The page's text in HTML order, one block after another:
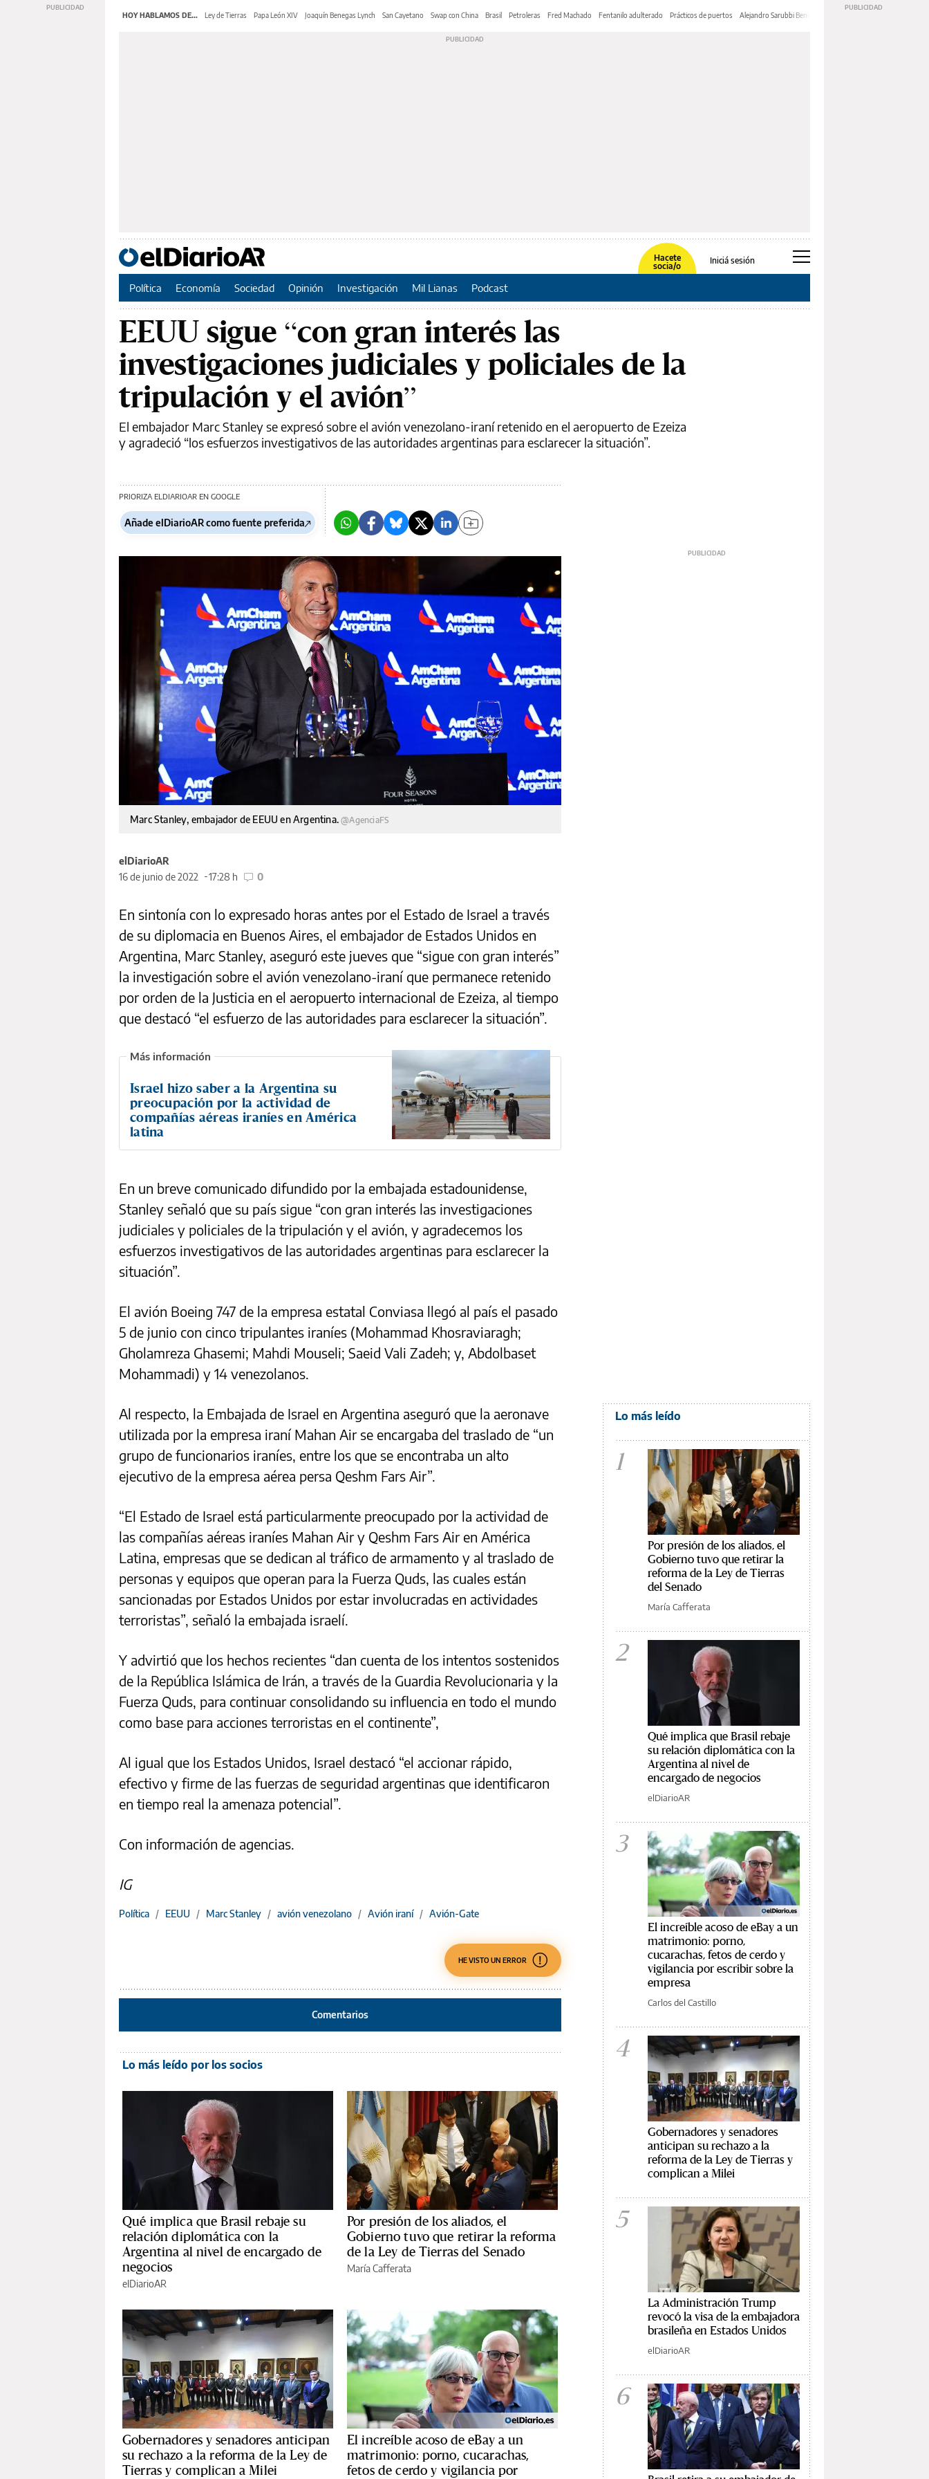
HOY HABLAMOS DE... Ley de Tierras Papa León XIV Joaquín Benegas Lynch San Cayetano Swap con China Brasil Petroleras Fred Machado Fentanilo adulterado Prácticos de puertos Alejandro Sarubbi Benítez
Hacete
socia/o
Iniciá sesión
Política Economía Sociedad Opinión Investigación Mil Lianas Podcast
EEUU sigue “con gran interés las
investigaciones judiciales y policiales de la
tripulación y el avión”
El embajador Marc Stanley se expresó sobre el avión venezolano-iraní retenido en el aeropuerto de Ezeiza
y agradeció “los esfuerzos investigativos de las autoridades argentinas para esclarecer la situación”.
PRIORIZA ELDIARIOAR EN GOOGLE
Añade elDiarioAR como fuente preferida
Marc Stanley, embajador de EEUU en Argentina.@AgenciaFS
elDiarioAR
16 de junio de 2022
17:28 h 0
En sintonía con lo expresado horas antes por el Estado de Israel a través
de su diplomacia en Buenos Aires, el embajador de Estados Unidos en
Argentina, Marc Stanley, aseguró este jueves que “sigue con gran interés”
la investigación sobre el avión venezolano-iraní que permanece retenido
por orden de la Justicia en el aeropuerto internacional de Ezeiza, al tiempo
que destacó “el esfuerzo de las autoridades para esclarecer la situación”.
Israel hizo saber a la Argentina su
preocupación por la actividad de
compañías aéreas iraníes en América
latina
En un breve comunicado difundido por la embajada estadounidense,
Stanley señaló que su país sigue “con gran interés las investigaciones
judiciales y policiales de la tripulación y el avión, y agradecemos los
esfuerzos investigativos de las autoridades argentinas para esclarecer la
situación”.
El avión Boeing 747 de la empresa estatal Conviasa llegó al país el pasado
5 de junio con cinco tripulantes iraníes (Mohammad Khosraviaragh;
Gholamreza Ghasemi; Mahdi Mouseli; Saeid Vali Zadeh; y, Abdolbaset
Mohammadi) y 14 venezolanos.
Al respecto, la Embajada de Israel en Argentina aseguró que la aeronave
utilizada por la empresa iraní Mahan Air se encargaba del traslado de “un
grupo de funcionarios iraníes, entre los que se encontraba un alto
ejecutivo de la empresa aérea persa Qeshm Fars Air”.
“El Estado de Israel está particularmente preocupado por la actividad de
las compañías aéreas iraníes Mahan Air y Qeshm Fars Air en América
Latina, empresas que se dedican al tráfico de armamento y al traslado de
personas y equipos que operan para la Fuerza Quds, las cuales están
sancionadas por Estados Unidos por estar involucradas en actividades
terroristas”, señaló la embajada israelí.
Y advirtió que los hechos recientes “dan cuenta de los intentos sostenidos
de la República Islámica de Irán, a través de la Guardia Revolucionaria y la
Fuerza Quds, para continuar consolidando su influencia en todo el mundo
como base para acciones terroristas en el continente”,
Al igual que los Estados Unidos, Israel destacó “el accionar rápido,
efectivo y firme de las fuerzas de seguridad argentinas que identificaron
en tiempo real la amenaza potencial”.
Con información de agencias.
IG
Política / EEUU / Marc Stanley / avión venezolano / Avión iraní / Avión-Gate
HE VISTO UN ERROR
Comentarios
Lo más leído por los socios
Qué implica que Brasil rebaje su
relación diplomática con la
Argentina al nivel de encargado de
negocios
elDiarioAR
Por presión de los aliados, el
Gobierno tuvo que retirar la reforma
de la Ley de Tierras del Senado
María Cafferata
Gobernadores y senadores anticipan
su rechazo a la reforma de la Ley de
Tierras y complican a Milei
El increíble acoso de eBay a un
matrimonio: porno, cucarachas,
fetos de cerdo y vigilancia por
Lo más leído
1
Por presión de los aliados, el
Gobierno tuvo que retirar la
reforma de la Ley de Tierras
del Senado
María Cafferata
2
Qué implica que Brasil rebaje
su relación diplomática con la
Argentina al nivel de
encargado de negocios
elDiarioAR
3
El increíble acoso de eBay a un
matrimonio: porno,
cucarachas, fetos de cerdo y
vigilancia por escribir sobre la
empresa
Carlos del Castillo
4
Gobernadores y senadores
anticipan su rechazo a la
reforma de la Ley de Tierras y
complican a Milei
5
La Administración Trump
revocó la visa de la embajadora
brasileña en Estados Unidos
elDiarioAR
6